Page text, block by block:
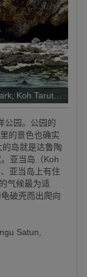
Koh Tarutao
公园。公园的
的景色也确实
岛就是达鲁陶
亚当岛（Koh
亚当岛上有住
气候最为适
破壳而出爬向
Satun,